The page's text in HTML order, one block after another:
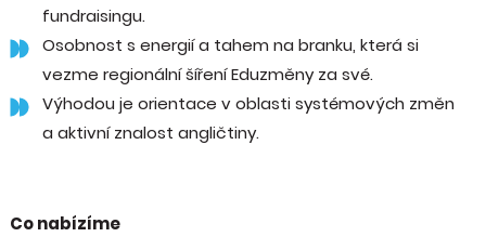
fundraisingu.
Osobnost s energií a tahem na branku, která si
vezme regionální šíření Eduzměny za své.
Výhodou je orientace v oblasti systémových změn
a aktivní znalost angličtiny.
Co nabízíme